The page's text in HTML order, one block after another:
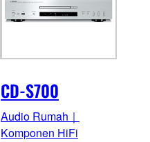
CD-S700
Audio Rumah｜
Komponen HiFi